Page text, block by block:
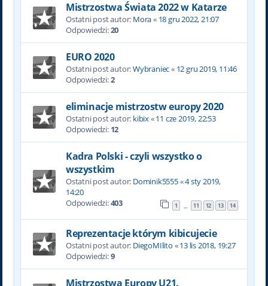
Mistrzostwa Świata 2022 w Katarze
Ostatni post autor: Mora« 18 gru 2022, 21:07
Odpowiedzi:20
EURO 2020
Ostatni post autor:Wybraniec« 12 gru 2019, 11:46
Odpowiedzi:2
eliminacje mistrzostw europy 2020
Ostatni post autor: kibix«11 cze 2019, 22:53
Odpowiedzi: 12
Kadra Polski - czyli wszystko o
wszystkim
Ostatni post autor: Dominik5555«4 sty 2019,
14:20
Odpowiedzi:403 1 … 11 12 13 14
Reprezentacje którym kibicujecie
Ostatni post autor: DiegoMIlito «13 lis 2018, 19:27
Odpowiedzi:9
Mistrzostwa Europy U21.